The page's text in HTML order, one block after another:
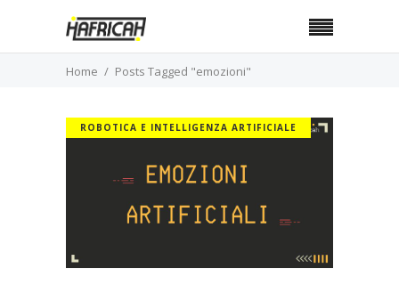
Home Posts Tagged "emozioni"
ROBOTICA E INTELLIGENZA ARTIFICIALE